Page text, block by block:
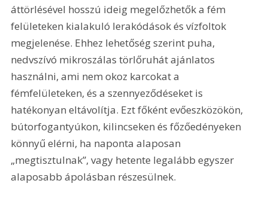
áttörlésével hosszú ideig megelőzhetők a fém
felületeken kialakuló lerakódások és vízfoltok
megjelenése. Ehhez lehetőség szerint puha,
nedvszívó mikroszálas törlőruhát ajánlatos
használni, ami nem okoz karcokat a
fémfelületeken, és a szennyeződéseket is
hatékonyan eltávolítja. Ezt főként evőeszközökön,
bútorfogantyúkon, kilincseken és főzőedényeken
könnyű elérni, ha naponta alaposan
„megtisztulnak”, vagy hetente legalább egyszer
alaposabb ápolásban részesülnek.